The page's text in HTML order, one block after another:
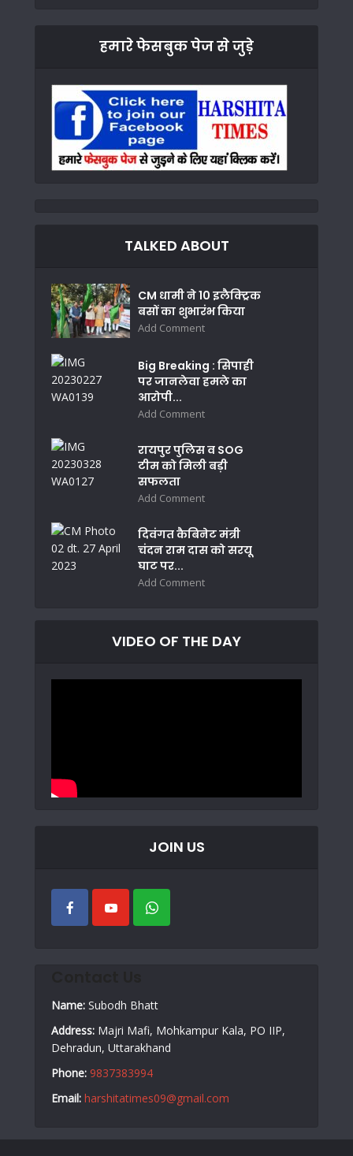
हमारे फेसबुक पेज से जुड़े
TALKED ABOUT
CM धामी ने 10 इलैक्ट्रिक
बसों का शुभारंभ किया
Add Comment
Big Breaking : सिपाही
पर जानलेवा हमले का
आरोपी...
Add Comment
रायपुर पुलिस व SOG
टीम को मिली बड़ी
सफलता
Add Comment
दिवंगत कैबिनेट मंत्री
चंदन राम दास को सरयू
घाट पर...
Add Comment
VIDEO OF THE DAY
JOIN US
Name: Subodh Bhatt
Address: Majri Mafi, Mohkampur Kala, PO IIP,
Dehradun, Uttarakhand
Phone: 9837383994
Email: harshitatimes09@gmail.com